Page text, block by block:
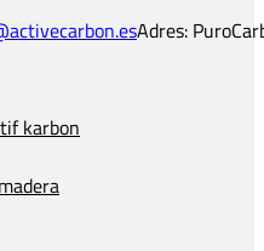
Adres:
karbon